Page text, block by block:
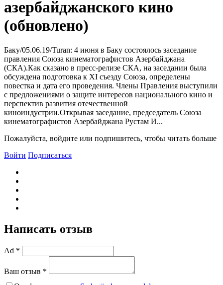
азербайджанского кино
(обновлено)
Баку/05.06.19/Turan: 4 июня в Баку состоялось заседание
правления Союза кинематографистов Азербайджана
(СКА).Как сказано в пресс-релизе СКА, на заседании была
обсуждена подготовка к XI съезду Союза, определены
повестка и дата его проведения. Члены Правления выступили
с предложениями о защите интересов национального кино и
перспектив развития отечественной
киноиндустрии.Открывая заседание, председатель Союза
кинематографистов Азербайджана Рустам И...
Пожалуйста, войдите или подпишитесь, чтобы читать больше
Войти Подписаться
Написать отзыв
Ad *
Ваш отзыв *